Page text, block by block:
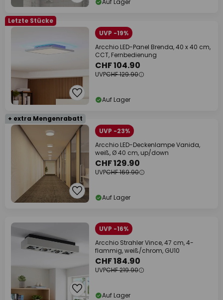
Auf Lager
Letzte Stücke
UVP -19%
Arcchio LED-Panel Brenda, 40 x 40 cm,
CCT, Fernbedienung
CHF 104.90
UVPCHF 129.90
Auf Lager
+ extra Mengenrabatt
UVP -23%
Arcchio LED-Deckenlampe Vanida,
weiß, Ø 40 cm, up/down
CHF 129.90
UVPCHF 169.90
Auf Lager
UVP -16%
Arcchio Strahler Vince, 47 cm, 4-
flammig, weiß/chrom, GU10
CHF 184.90
UVPCHF 219.90
Auf Lager